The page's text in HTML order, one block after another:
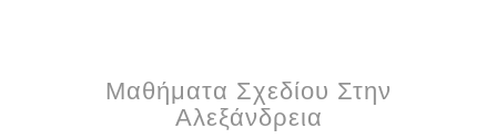
Μαθήματα Σχεδίου Στην
Αλεξάνδρεια